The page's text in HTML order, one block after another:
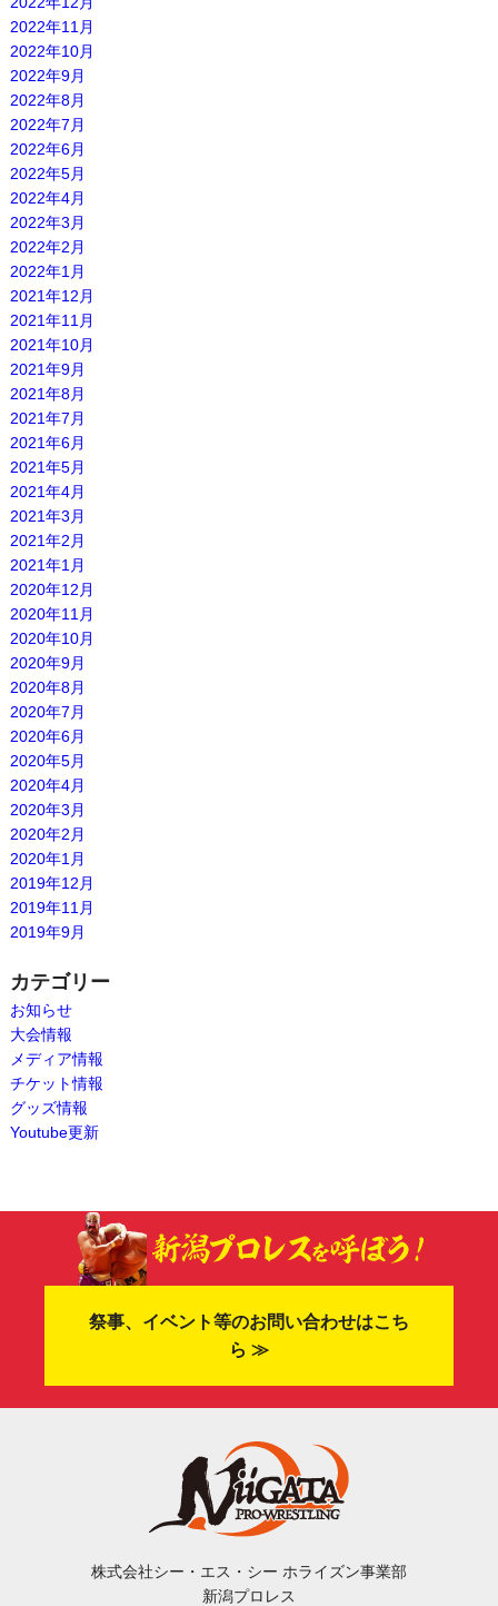
2022年11月
2022年10月
2022年9月
2022年8月
2022年7月
2022年6月
2022年5月
2022年4月
2022年3月
2022年2月
2022年1月
2021年12月
2021年11月
2021年10月
2021年9月
2021年8月
2021年7月
2021年6月
2021年5月
2021年4月
2021年3月
2021年2月
2021年1月
2020年12月
2020年11月
2020年10月
2020年9月
2020年8月
2020年7月
2020年6月
2020年5月
2020年4月
2020年3月
2020年2月
2020年1月
2019年12月
2019年11月
2019年9月
カテゴリー
お知らせ
大会情報
メディア情報
チケット情報
グッズ情報
Youtube更新
祭事、イベント等のお問い合わせはこち
ら ≫
株式会社シー・エス・シー ホライズン事業部
新潟プロレス